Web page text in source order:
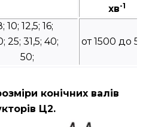
хв-1
10; 12,5; 16;
25; 31,5; 40;
50;
от 1500 до
конічних валів
Ц2.